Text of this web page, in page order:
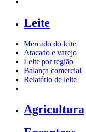
Leite
Mercado do leite
Atacado e varejo
Leite por região
Balança comercial
Relatório de leite
Agricultura